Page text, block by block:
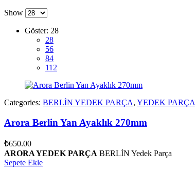
Show
Göster: 28
28
56
84
112
Categories: BERLİN YEDEK PARÇA, YEDEK PARÇA
Arora Berlin Yan Ayaklık 270mm
₺650.00
ARORA YEDEK PARÇA BERLİN Yedek Parça
Sepete Ekle